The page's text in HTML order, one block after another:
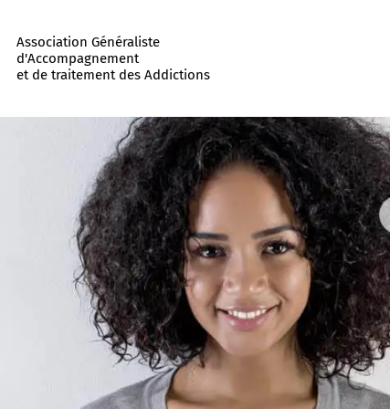
Association Généraliste
d'Accompagnement
et de traitement des Addictions